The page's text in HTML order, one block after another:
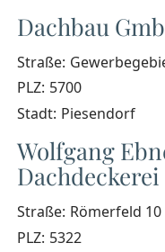
Dachbau
Straße:
PLZ: 5700
Stadt: Piesendorf
Wolfgang
Straße: Römerfeld 10
PLZ: 5322